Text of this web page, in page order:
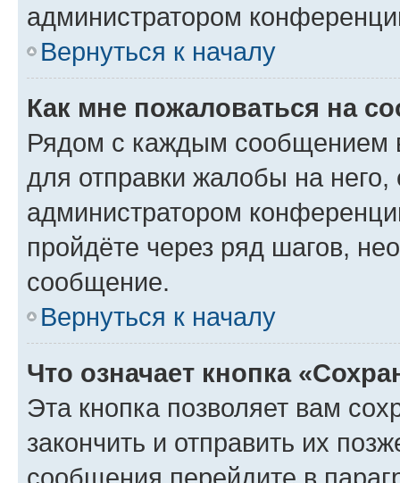
администратором
Вернуться к началу
Как мне пожаловаться на
Рядом с каждым сообщением
для отправки жалобы на
администратором
пройдёте через ряд шагов,
сообщение.
Вернуться к началу
Что означает кнопка
Эта кнопка позволяет вам
закончить и отправить их
сообщения перейдите в